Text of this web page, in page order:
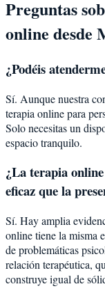
Preguntas
online desde
¿Podéis
Sí. Aunque nuestra
terapia online para
Solo necesitas un
espacio tranquilo.
¿La terapia
eficaz que la
Sí. Hay amplia
online tiene la misma
de problemáticas
relación terapéutica,
construye igual de